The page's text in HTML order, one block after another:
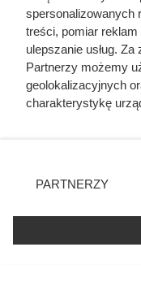
go kupują.
spersonalizowanych
treści, pomiar
ulepszanie usług.
Partnerzy możemy
geolokalizacyjnych
charakterystykę
zmienić/wycofać
znajdujący się w
rodzaje
użytkownika, ale
przetwarzaniu.
PARTNERZY